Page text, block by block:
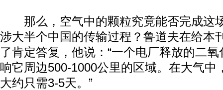
那么，空气中的颗粒究竟能否完成这
涉大半个中国的传输过程？鲁道夫在给本
了肯定答复，他说：“一个电厂释放的二
响它周边500-1000公里的区域。在大气中
大约只需3-5天。”